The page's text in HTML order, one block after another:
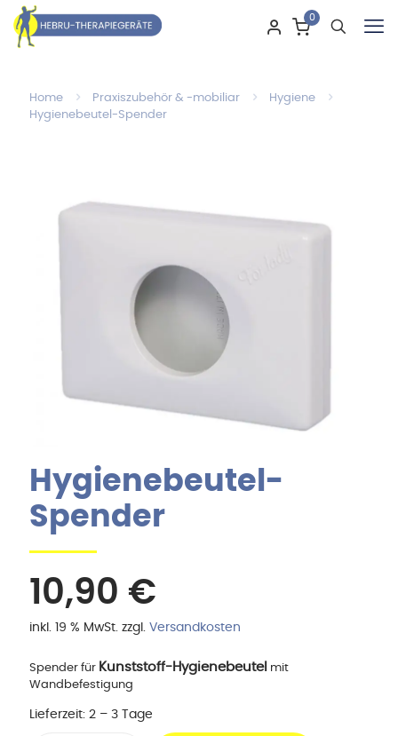
0
Home Praxiszubehör & -mobiliar
Hygiene
Hygienebeutel-Spender
Hygienebeutel-
Spender
10,90 €
inkl. 19 % MwSt. zzgl. Versandkosten
Spender für Kunststoff-Hygienebeutel mit
Wandbefestigung
Lieferzeit: 2 – 3 Tage